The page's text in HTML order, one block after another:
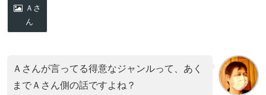
Ａさ
ん
Ａさんが言ってる得意なジャンルって、あく
までＡさん側の話ですよね？